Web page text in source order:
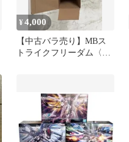
¥4,000
【中古バラ売り】MBス
トライクフリーダム〈リ